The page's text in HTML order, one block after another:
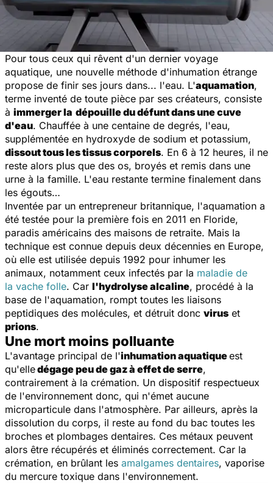
Pour tous ceux qui rêvent d'un dernier voyage
aquatique, une nouvelle méthode d'inhumation étrange
propose de finir ses jours dans... l'eau. L'aquamation,
terme inventé de toute pièce par ses créateurs, consiste
à immerger la dépouille du défunt dans une cuve
d'eau. Chauffée à une centaine de degrés, l'eau,
supplémentée en hydroxyde de sodium et potassium,
dissout tous les tissus corporels. En 6 à 12 heures, il ne
reste alors plus que des os, broyés et remis dans une
urne à la famille. L'eau restante termine finalement dans
les égouts…
Inventée par un entrepreneur britannique, l'aquamation a
été testée pour la première fois en 2011 en Floride,
paradis américains des maisons de retraite. Mais la
technique est connue depuis deux décennies en Europe,
où elle est utilisée depuis 1992 pour inhumer les
animaux, notamment ceux infectés par la maladie de
la vache folle. Car l'hydrolyse alcaline, procédé à la
base de l'aquamation, rompt toutes les liaisons
peptidiques des molécules, et détruit donc virus et
prions.
Une mort moins polluante
L'avantage principal de l'inhumation aquatiqueest
qu'elledégage peu de gaz à effet de serre,
contrairement à la crémation. Un dispositif respectueux
de l'environnement donc, qui n'émet aucune
microparticule dans l'atmosphère. Par ailleurs, après la
dissolution du corps, il reste au fond du bac toutes les
broches et plombages dentaires. Ces métaux peuvent
alors être récupérés et éliminés correctement. Car la
crémation, en brûlant les amalgames dentaires, vaporise
du mercure toxique dans l'environnement.